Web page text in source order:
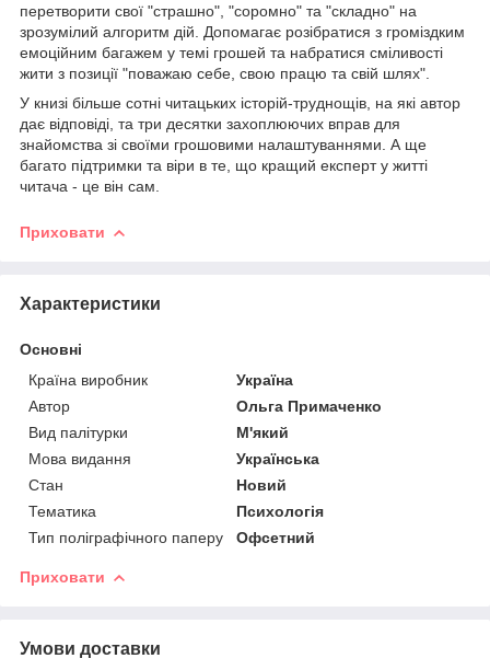
перетворити свої "страшно", "соромно" та "складно" на
зрозумілий алгоритм дій. Допомагає розібратися з громіздким
емоційним багажем у темі грошей та набратися сміливості
жити з позиції "поважаю себе, свою працю та свій шлях".
У книзі більше сотні читацьких історій-труднощів, на які автор
дає відповіді, та три десятки захоплюючих вправ для
знайомства зі своїми грошовими налаштуваннями. А ще
багато підтримки та віри в те, що кращий експерт у житті
читача - це він сам.
Приховати
Характеристики
Основні
Країна виробник
Україна
Автор
Ольга Примаченко
Вид палітурки
М'який
Мова видання
Українська
Стан
Новий
Тематика
Психологія
Тип поліграфічного паперу
Офсетний
Приховати
Умови доставки